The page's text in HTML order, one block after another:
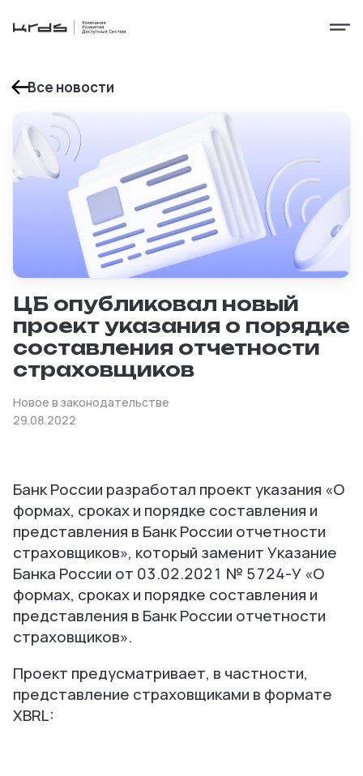
Все новости
ЦБ опубликовал новый
проект указания о порядке
составления отчетности
страховщиков
Новое в законодательстве
29.08.2022
Банк России разработал проект указания «О
формах, сроках и порядке составления и
представления в Банк России отчетности
страховщиков», который заменит Указание
Банка России от 03.02.2021 № 5724-У «О
формах, сроках и порядке составления и
представления в Банк России отчетности
страховщиков».
Проект предусматривает, в частности,
представление страховщиками в формате
XBRL: